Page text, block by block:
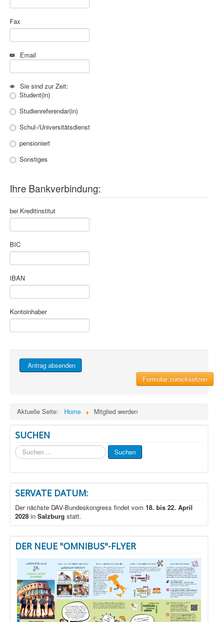
Fax
Email
Sie sind zur Zeit:
Student(in)
Studienreferendar(in)
Schul-/Universitätsdienst
pensioniert
Sonstiges
Ihre Bankverbindung:
bei Kreditinstitut
BIC
IBAN
Kontoinhaber
Antrag absenden
Formular zurücksetzen
Aktuelle Seite: Home Mitglied werden
SUCHEN
Suchen
...
Suchen
SERVATE DATUM:
Der nächste DAV-Bundeskongress findet vom 18. bis 22. April
2028 in Salzburg statt.
DER NEUE "OMNIBUS"-FLYER